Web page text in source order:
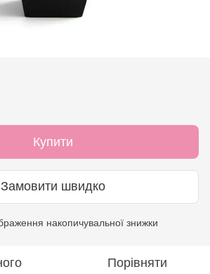
Купити
Замовити швидко
накопичувальної знижки
Порівняти